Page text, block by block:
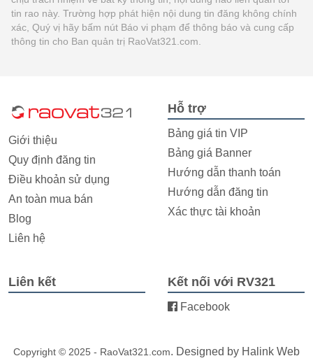
tin rao này. Trường hợp phát hiện nội dung tin đăng không chính
xác, Quý vị hãy bấm nút Báo vi phạm để thông báo và cung cấp
thông tin cho Ban quản trị RaoVat321.com.
Giới thiệu
Quy định đăng tin
Điều khoản sử dụng
An toàn mua bán
Blog
Liên hệ
Hỗ trợ
Bảng giá tin VIP
Bảng giá Banner
Hướng dẫn thanh toán
Hướng dẫn đăng tin
Xác thực tài khoản
Liên kết Kết nối với RV321
Facebook
Copyright © 2025 - RaoVat321.com. Designed by Halink Web